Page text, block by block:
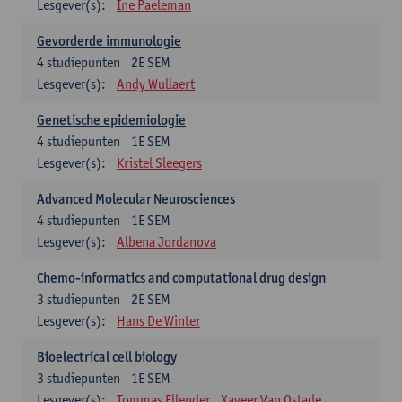
Lesgever(s):
Ine Paeleman
Gevorderde immunologie
2E SEM
4studiepunten
Lesgever(s):
Andy Wullaert
Genetische epidemiologie
1E SEM
4studiepunten
Lesgever(s):
Kristel Sleegers
Advanced Molecular Neurosciences
1E SEM
4studiepunten
Lesgever(s):
Albena Jordanova
Chemo-informatics and computational drug design
2E SEM
3 studiepunten
Lesgever(s):
Hans De Winter
Bioelectrical cell biology
1E SEM
3 studiepunten